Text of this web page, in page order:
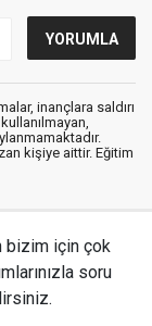
inançlara saldırı
kişiye aittir. Eğitim
bizim için çok
soru